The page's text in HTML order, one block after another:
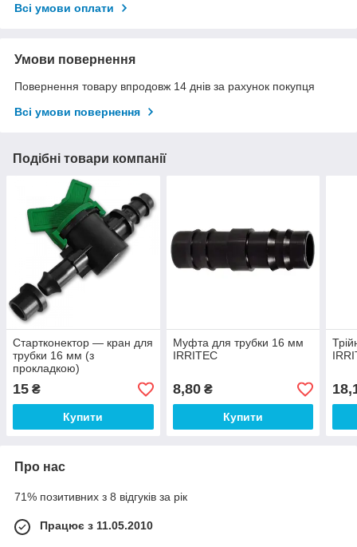
Всі умови оплати
Умови повернення
Повернення товару впродовж 14 днів за рахунок покупця
Всі умови повернення
Подібні товари компанії
Стартконектор — кран для
трубки 16 мм (з
прокладкою)
15 ₴
Купити
Муфта для трубки 16 мм
IRRITEC
8,80₴
Купити
Про нас
71% позитивних з 8 відгуків за рік
Працює з 11.05.2010